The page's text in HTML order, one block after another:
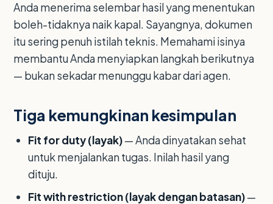
Anda menerima selembar hasil yang menentukan
boleh-tidaknya naik kapal. Sayangnya, dokumen
itu sering penuh istilah teknis. Memahami isinya
membantu Anda menyiapkan langkah berikutnya
— bukan sekadar menunggu kabar dari agen.
Tiga kemungkinan kesimpulan
Fit for duty (layak)— Anda dinyatakan sehat
untuk menjalankan tugas. Inilah hasil yang
dituju.
Fit with restriction (layak dengan batasan)—